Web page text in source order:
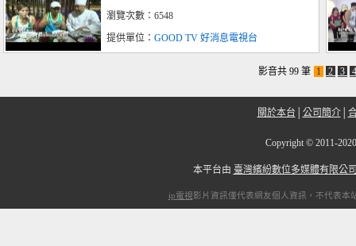
瀏覽次數：6548
提供單位： GOOD TV 好消息電視台
影音共 99 筆 1 2 3 4
關於本台 公司簡介│
Copyright©2011-
本平台由 臺灣繽紛數位多媒體有限公
ip電視影片資訊僅代表網友個人資訊，不代表本